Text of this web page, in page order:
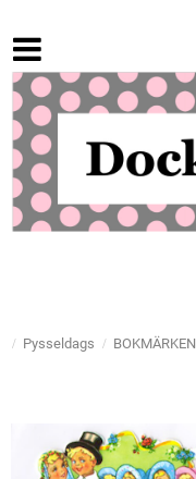
Pysseldags BOKMÄRKEN